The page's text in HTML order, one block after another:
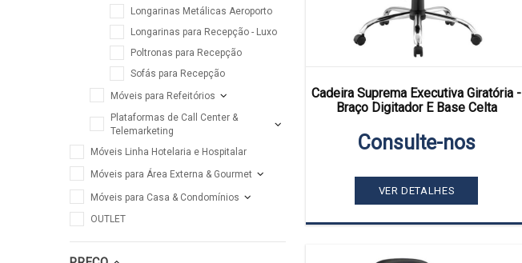
Longarinas Metálicas Aeroporto
Longarinas para Recepção - Luxo
Poltronas para Recepção
Sofás para Recepção
Móveis para Refeitórios
Plataformas de Call Center &
Telemarketing
Móveis Linha Hotelaria e Hospitalar
Móveis para Área Externa & Gourmet
Móveis para Casa & Condomínios
OUTLET
Cadeira Suprema Executiva Giratória -
Braço Digitador E Base Celta
Consulte-nos
VER DETALHES